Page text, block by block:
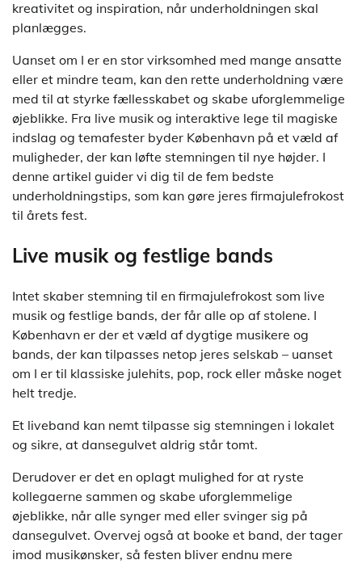
kreativitet og inspiration, når underholdningen skal
planlægges.
Uanset om I er en stor virksomhed med mange ansatte
eller et mindre team, kan den rette underholdning være
med til at styrke fællesskabet og skabe uforglemmelige
øjeblikke. Fra live musik og interaktive lege til magiske
indslag og temafester byder København på et væld af
muligheder, der kan løfte stemningen til nye højder. I
denne artikel guider vi dig til de fem bedste
underholdningstips, som kan gøre jeres firmajulefrokost
til årets fest.
Live musik og festlige bands
Intet skaber stemning til en firmajulefrokost som live
musik og festlige bands, der får alle op af stolene. I
København er der et væld af dygtige musikere og
bands, der kan tilpasses netop jeres selskab – uanset
om I er til klassiske julehits, pop, rock eller måske noget
helt tredje.
Et liveband kan nemt tilpasse sig stemningen i lokalet
og sikre, at dansegulvet aldrig står tomt.
Derudover er det en oplagt mulighed for at ryste
kollegaerne sammen og skabe uforglemmelige
øjeblikke, når alle synger med eller svinger sig på
dansegulvet. Overvej også at booke et band, der tager
imod musikønsker, så festen bliver endnu mere